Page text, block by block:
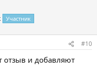
Участник
#10
и добавляют